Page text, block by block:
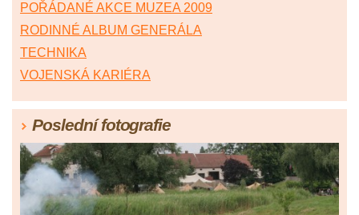
POŘÁDANÉ AKCE MUZEA 2009
RODINNÉ ALBUM GENERÁLA
TECHNIKA
VOJENSKÁ KARIÉRA
Poslední fotografie